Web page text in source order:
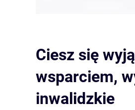
Ciesz się
wsparciem,
inwalidzkie